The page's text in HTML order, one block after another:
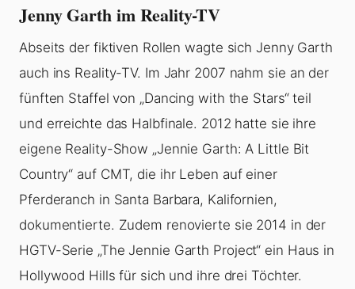
Jenny Garth im Reality-TV
Abseits der fiktiven Rollen wagte sich Jenny Garth
auch ins Reality-TV. Im Jahr 2007 nahm sie an der
fünften Staffel von „Dancing with the Stars“ teil
und erreichte das Halbfinale. 2012 hatte sie ihre
eigene Reality-Show „Jennie Garth: A Little Bit
Country“ auf CMT, die ihr Leben auf einer
Pferderanch in Santa Barbara, Kalifornien,
dokumentierte. Zudem renovierte sie 2014 in der
HGTV-Serie „The Jennie Garth Project“ ein Haus in
Hollywood Hills für sich und ihre drei Töchter.